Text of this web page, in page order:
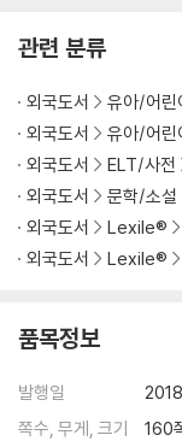
관련 분류
외국도서 유아/어린
외국도서
유아/어린
외국도서
ELT/사전
외국도서
문학/소설
외국도서
Lexile®
외국도서
Lexile®
품목정보
발행일
쪽수, 무게, 크기
160